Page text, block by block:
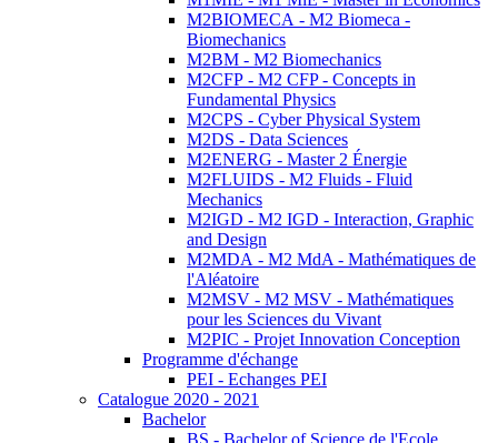
M2BIOMECA - M2 Biomeca -
Biomechanics
M2BM - M2 Biomechanics
M2CFP - M2 CFP - Concepts in
Fundamental Physics
M2CPS - Cyber Physical System
M2DS - Data Sciences
M2ENERG - Master 2 Énergie
M2FLUIDS - M2 Fluids - Fluid
Mechanics
M2IGD - M2 IGD - Interaction, Graphic
and Design
M2MDA - M2 MdA - Mathématiques de
l'Aléatoire
M2MSV - M2 MSV - Mathématiques
pour les Sciences du Vivant
M2PIC - Projet Innovation Conception
Programme d'échange
PEI - Echanges PEI
Catalogue 2020 - 2021
Bachelor
BS - Bachelor of Science de l'Ecole